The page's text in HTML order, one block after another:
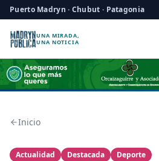
Puerto Madryn · Chubut · Patagonia
UNA MIRADA,
UNA NOTICIA
Inicio
Actualidad Destacada Deporte